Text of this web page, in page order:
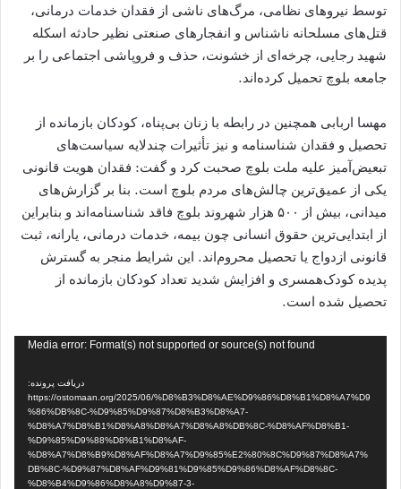
توسط نیروهای نظامی، مرگ‌های ناشی از فقدان خدمات درمانی،
قتل‌های مسلحانه ناشناس و انفجارهای صنعتی نظیر حادثه اسکله
شهید رجایی، چرخه‌ای از خشونت، حذف و فروپاشی اجتماعی را بر
جامعه بلوچ تحمیل کرده‌اند.
مهسا اربابی همچنین در رابطه با زنان بی‌پناه، کودکان بازمانده از
تحصیل و فقدان شناسنامه و نیز تأثیرات چندلایه سیاست‌های
تبعیض‌آمیز علیه ملت بلوچ صحبت کرد و گفت: فقدان هویت قانونی
یکی از عمیق‌ترین چالش‌های مردم بلوچ است. بنا بر گزارش‌های
میدانی، بیش از ۵۰۰ هزار شهروند بلوچ فاقد شناسنامه‌اند و بنابراین
از ابتدایی‌ترین حقوق انسانی چون بیمه، خدمات درمانی، یارانه، ثبت
قانونی ازدواج یا تحصیل محروم‌اند. این شرایط منجر به گسترش
پدیده کودک‌همسری و افزایش شدید تعداد کودکان بازمانده از
تحصیل شده است.
Media error: Format(s) not supported or source(s) not found
دریافت پرونده:
https://ostomaan.org/2025/06/%D8%B3%D8%AE%D9%86%D8%B1%D8%A7%D9
%86%DB%8C-%D9%85%D9%87%D8%B3%D8%A7-
%D8%A7%D8%B1%D8%A8%D8%A7%D8%A8%DB%8C-%D8%AF%D8%B1-
%D9%85%D9%88%D8%B1%D8%AF-
%D8%A7%D8%B9%D8%AF%D8%A7%D9%85%E2%80%8C%D9%87%D8%A7%
DB%8C-%D9%87%D8%AF%D9%81%D9%85%D9%86%D8%AF%D8%8C-
%D8%B4%D9%86%D8%A8%D9%87-3-